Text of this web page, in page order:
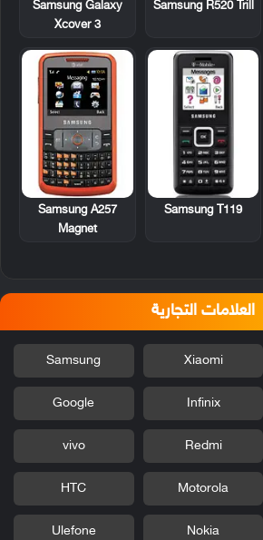
Samsung R520 Trill
Samsung Galaxy
Xcover 3
Samsung T119
Samsung A257
Magnet
العلامات التجارية
Xiaomi
Samsung
Infinix
Google
Redmi
vivo
Motorola
HTC
Nokia
Ulefone